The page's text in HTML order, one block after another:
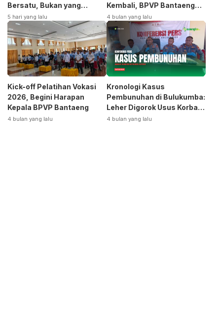
Bersatu, Bukan yang
Terpecah
5 hari yang lalu
Kembali, BPVP Bantaeng
Siap Bangkitkan Jurusan
Otomotif
4 bulan yang lalu
Kick-off Pelatihan Vokasi
2026, Begini Harapan
Kepala BPVP Bantaeng
4 bulan yang lalu
Kronologi Kasus
Pembunuhan di Bulukumba:
Leher Digorok Usus Korban
Dikeluarkan
4 bulan yang lalu